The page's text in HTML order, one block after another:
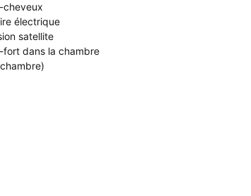
cheveux
électrique
satellite
fort dans la chambre